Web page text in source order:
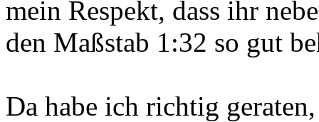
mein Respekt, dass ihr
den Maßstab 1:32 so gut
Da habe ich richtig